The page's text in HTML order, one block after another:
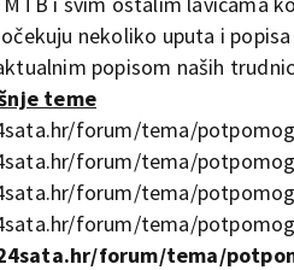
nekoliko uputa i
popisom naših
teme
forum/tema/
forum/tema/
forum/tema/
forum/tema/
forum/tema/